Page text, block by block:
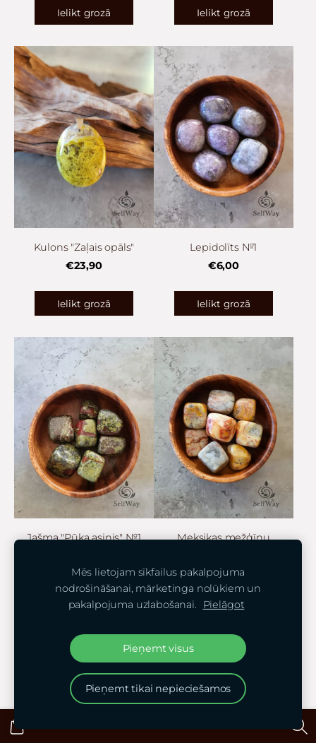
Ielikt grozā Ielikt grozā
Kulons "Zaļais opāls"
€23,90
Ielikt grozā
Lepidolīts №1
€6,00
Ielikt grozā
Jašma "Pūķa asinis" №1
Ielikt grozā
Meksikas mežģīņu
€3,50
Ielikt grozā
Mēs lietojam sīkfailus pakalpojuma
nodrošināšanai, mārketinga nolūkiem un
pakalpojuma uzlabošanai.
Pielāgot
Pieņemt visus
Pieņemt tikai nepieciešamos